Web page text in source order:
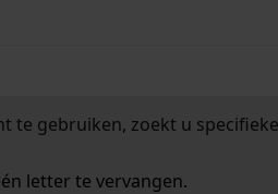
te gebruiken, zoekt u
letter te vervangen.